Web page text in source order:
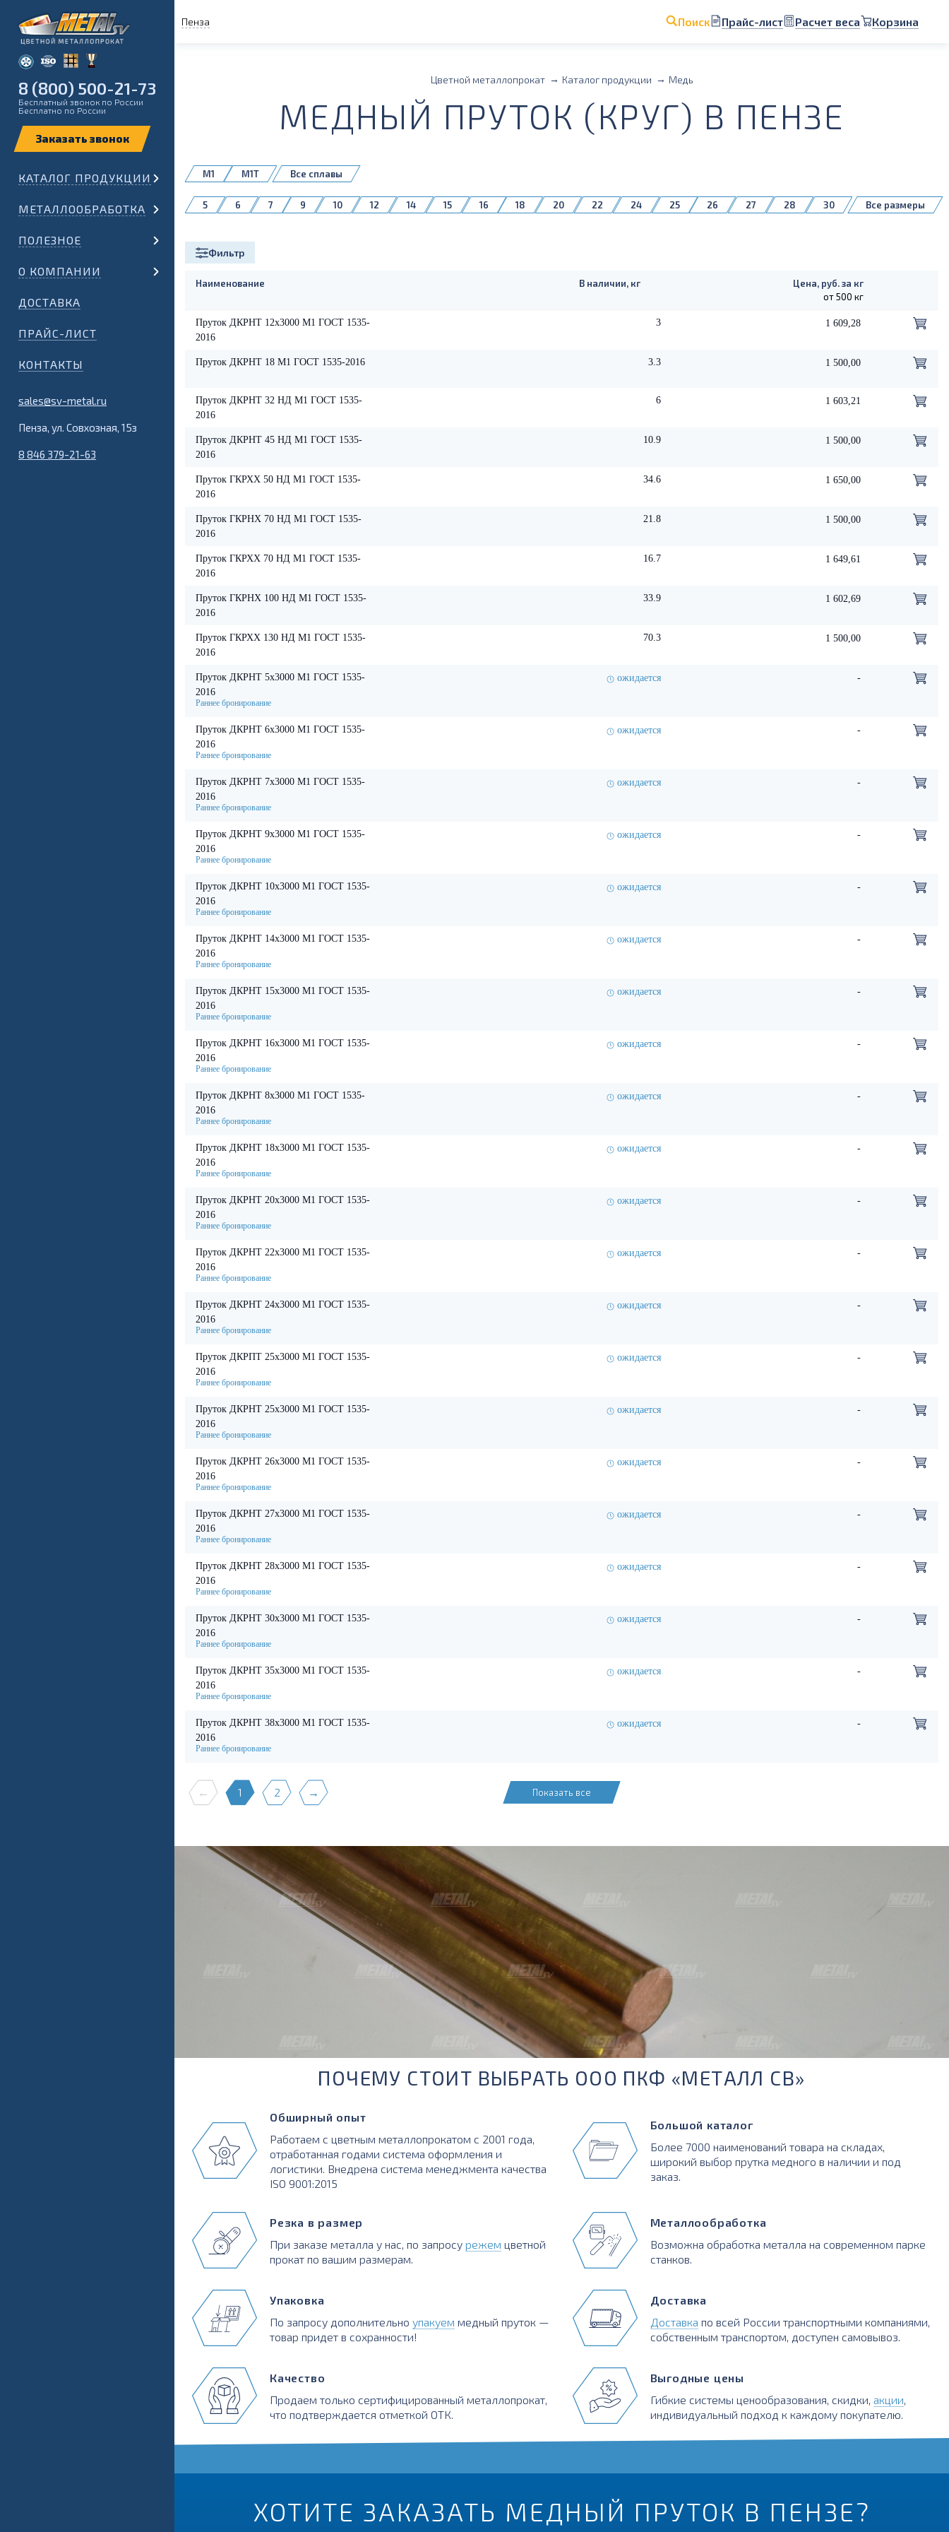
Пенза Поиск Прайс-лист Расчет веса Корзина
8 (800) 500-21-73
Бесплатный звонок по России
Бесплатно по России
КАТАЛОГ ПРОДУКЦИИ
МЕТАЛЛООБРАБОТКА
ПОЛЕЗНОЕ
О КОМПАНИИ
ДОСТАВКА
ПРАЙС-ЛИСТ
КОНТАКТЫ
sales@sv-metal.ru
Пенза, ул. Совхозная, 15з
8 846 379-21-63
Цветной металлопрокат Каталог продукции Медь
МЕДНЫЙ ПРУТОК (КРУГ) В ПЕНЗЕ
М1 М1Т Все сплавы
5 6 7 9 10 12 14 15 16 18 20 22 24 25 26 27 28
30
Все размеры
Фильтр
Наименование В наличии, кг
Цена, руб. за кг
от 500 кг
Пруток ДКРНТ 12х3000 М1 ГОСТ 1535-
2016
3 1 609,28
Пруток ДКРНТ 18 М1 ГОСТ 1535-2016 3.3 1 500,00
Пруток ДКРНТ 32 НД М1 ГОСТ 1535-
2016
6 1 603,21
Пруток ДКРНТ 45 НД М1 ГОСТ 1535-
2016
10.9 1 500,00
Пруток ГКРХХ 50 НД М1 ГОСТ 1535-
2016
34.6 1 650,00
Пруток ГКРНХ 70 НД М1 ГОСТ 1535-
2016
21.8 1 500,00
Пруток ГКРХХ 70 НД М1 ГОСТ 1535-
2016
16.7 1 649,61
Пруток ГКРНХ 100 НД М1 ГОСТ 1535-
2016
33.9 1 602,69
Пруток ГКРХХ 130 НД М1 ГОСТ 1535-
2016
70.3 1 500,00
Пруток ДКРНТ 5х3000 М1 ГОСТ 1535-
2016
ожидается -
Пруток ДКРНТ 6х3000 М1 ГОСТ 1535-
2016
ожидается -
Пруток ДКРНТ 7х3000 М1 ГОСТ 1535-
2016
ожидается -
Пруток ДКРНТ 9х3000 М1 ГОСТ 1535-
2016
ожидается -
Пруток ДКРНТ 10х3000 М1 ГОСТ 1535-
2016
ожидается -
Пруток ДКРНТ 14х3000 М1 ГОСТ 1535-
2016
ожидается -
Пруток ДКРНТ 15х3000 М1 ГОСТ 1535-
2016
ожидается -
Пруток ДКРНТ 16х3000 М1 ГОСТ 1535-
2016
ожидается -
Пруток ДКРНТ 8х3000 М1 ГОСТ 1535-
2016
ожидается -
Пруток ДКРНТ 18х3000 М1 ГОСТ 1535-
2016
ожидается -
Пруток ДКРНТ 20х3000 М1 ГОСТ 1535-
2016
ожидается -
Пруток ДКРНТ 22х3000 М1 ГОСТ 1535-
2016
ожидается -
Пруток ДКРНТ 24х3000 М1 ГОСТ 1535-
2016
ожидается -
Пруток ДКРПТ 25х3000 М1 ГОСТ 1535-
2016
ожидается -
Пруток ДКРНТ 25х3000 М1 ГОСТ 1535-
2016
ожидается -
Пруток ДКРНТ 26х3000 М1 ГОСТ 1535-
2016
ожидается -
Пруток ДКРНТ 27х3000 М1 ГОСТ 1535-
2016
ожидается -
Пруток ДКРНТ 28х3000 М1 ГОСТ 1535-
2016
ожидается -
Пруток ДКРНТ 30х3000 М1 ГОСТ 1535-
2016
ожидается -
Пруток ДКРНТ 35х3000 М1 ГОСТ 1535-
2016
ожидается -
Пруток ДКРНТ 38х3000 М1 ГОСТ 1535-
2016
ожидается -
← 1 2 → Показать все
ПОЧЕМУ СТОИТ ВЫБРАТЬ ООО ПКФ «МЕТАЛЛ СВ»
Обширный опыт
Работаем с цветным металлопрокатом с 2001 года,
отработанная годами система оформления и
логистики. Внедрена система менеджмента качества
ISO 9001:2015
Резка в размер
При заказе металла у нас, по запросу режем цветной
прокат по вашим размерам.
Упаковка
По запросу дополнительно упакуем медный пруток —
товар придет в сохранности!
Качество
Продаем только сертифицированный металлопрокат,
что подтверждается отметкой ОТК.
Большой каталог
Более 7000 наименований товара на складах,
широкий выбор прутка медного в наличии и под
заказ.
Металлообработка
Возможна обработка металла на современном парке
станков.
Доставка
Доставка по всей России транспортными компаниями,
собственным транспортом, доступен самовывоз.
Выгодные цены
Гибкие системы ценообразования, скидки, акции
индивидуальный подход к каждому покупателю.
ХОТИТЕ ЗАКАЗАТЬ МЕДНЫЙ ПРУТОК В ПЕНЗЕ?